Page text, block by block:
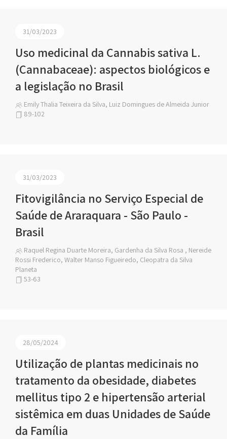
31/03/2023
Uso medicinal da Cannabis sativa L.
(Cannabaceae): aspectos biológicos e
a legislação no Brasil
Emily Thalia Teixeira da Silva, Luiz Domingues de Almeida Junior
89-102
31/03/2023
Fitovigilância no Serviço Especial de
Saúde de Araraquara - São Paulo -
Brasil
Raquel Regina Duarte Moreira, Gardenha da Silva Rosa , Nereide
Rossi Frederico, Walter Manso Figueiredo, Cleopatra da Silva
Planeta
53-63
28/05/2024
Utilização de plantas medicinais no
tratamento da obesidade, diabetes
mellitus tipo 2 e hipertensão arterial
sistêmica em duas Unidades de Saúde
da Família